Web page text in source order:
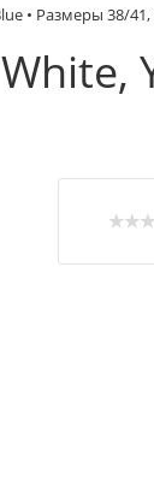
• Размеры 38/